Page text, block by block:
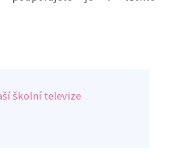
školní televize